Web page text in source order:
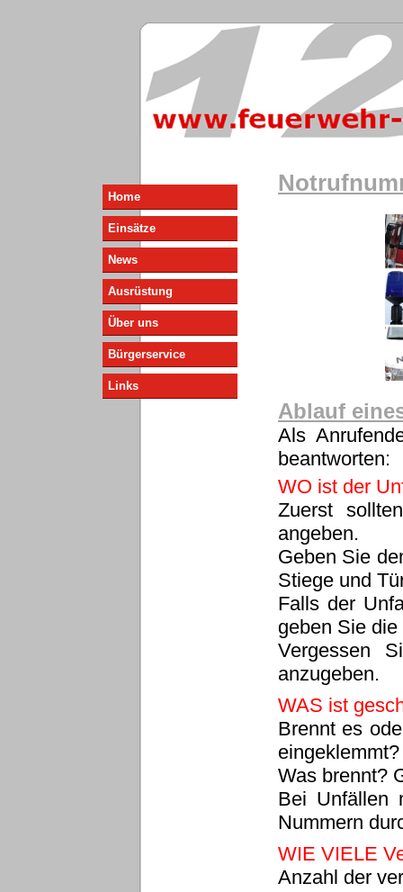
Home
Einsätze
News
Ausrüstung
Über uns
Bürgerservice
Links
Ablauf
Als
beantworten:
WO ist der
Zuerst
angeben.
Geben Sie
Stiege und
Falls der
geben Sie
Vergessen
anzugeben.
WAS ist
Brennt es
eingeklemmt?
Was brennt?
Bei Unfällen
Nummern
WIE VIELE
Anzahl der